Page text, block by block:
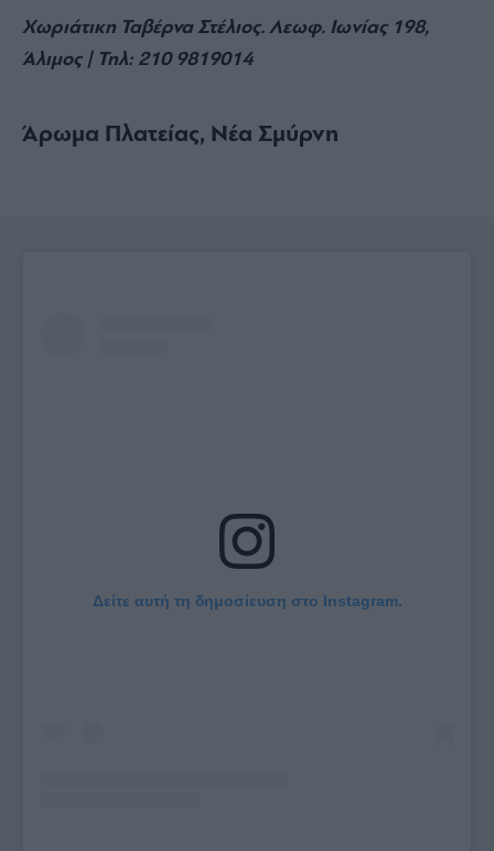
Χωριάτικη Ταβέρνα Στέλιος. Λεωφ. Ιωνίας 198,
Άλιμος | Τηλ: 210 9819014
Άρωμα Πλατείας, Νέα Σμύρνη
Δείτε αυτή τη δημοσίευση στο Instagram.